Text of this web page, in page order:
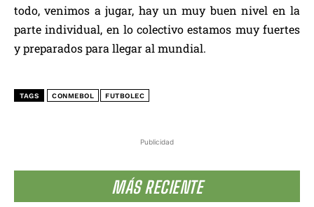
Publicidad
MÁS RECIENTE
todo, venimos a jugar, hay un muy buen nivel en la
parte individual, en lo colectivo estamos muy fuertes
y preparados para llegar al mundial.
TAGS CONMEBOL FUTBOLEC